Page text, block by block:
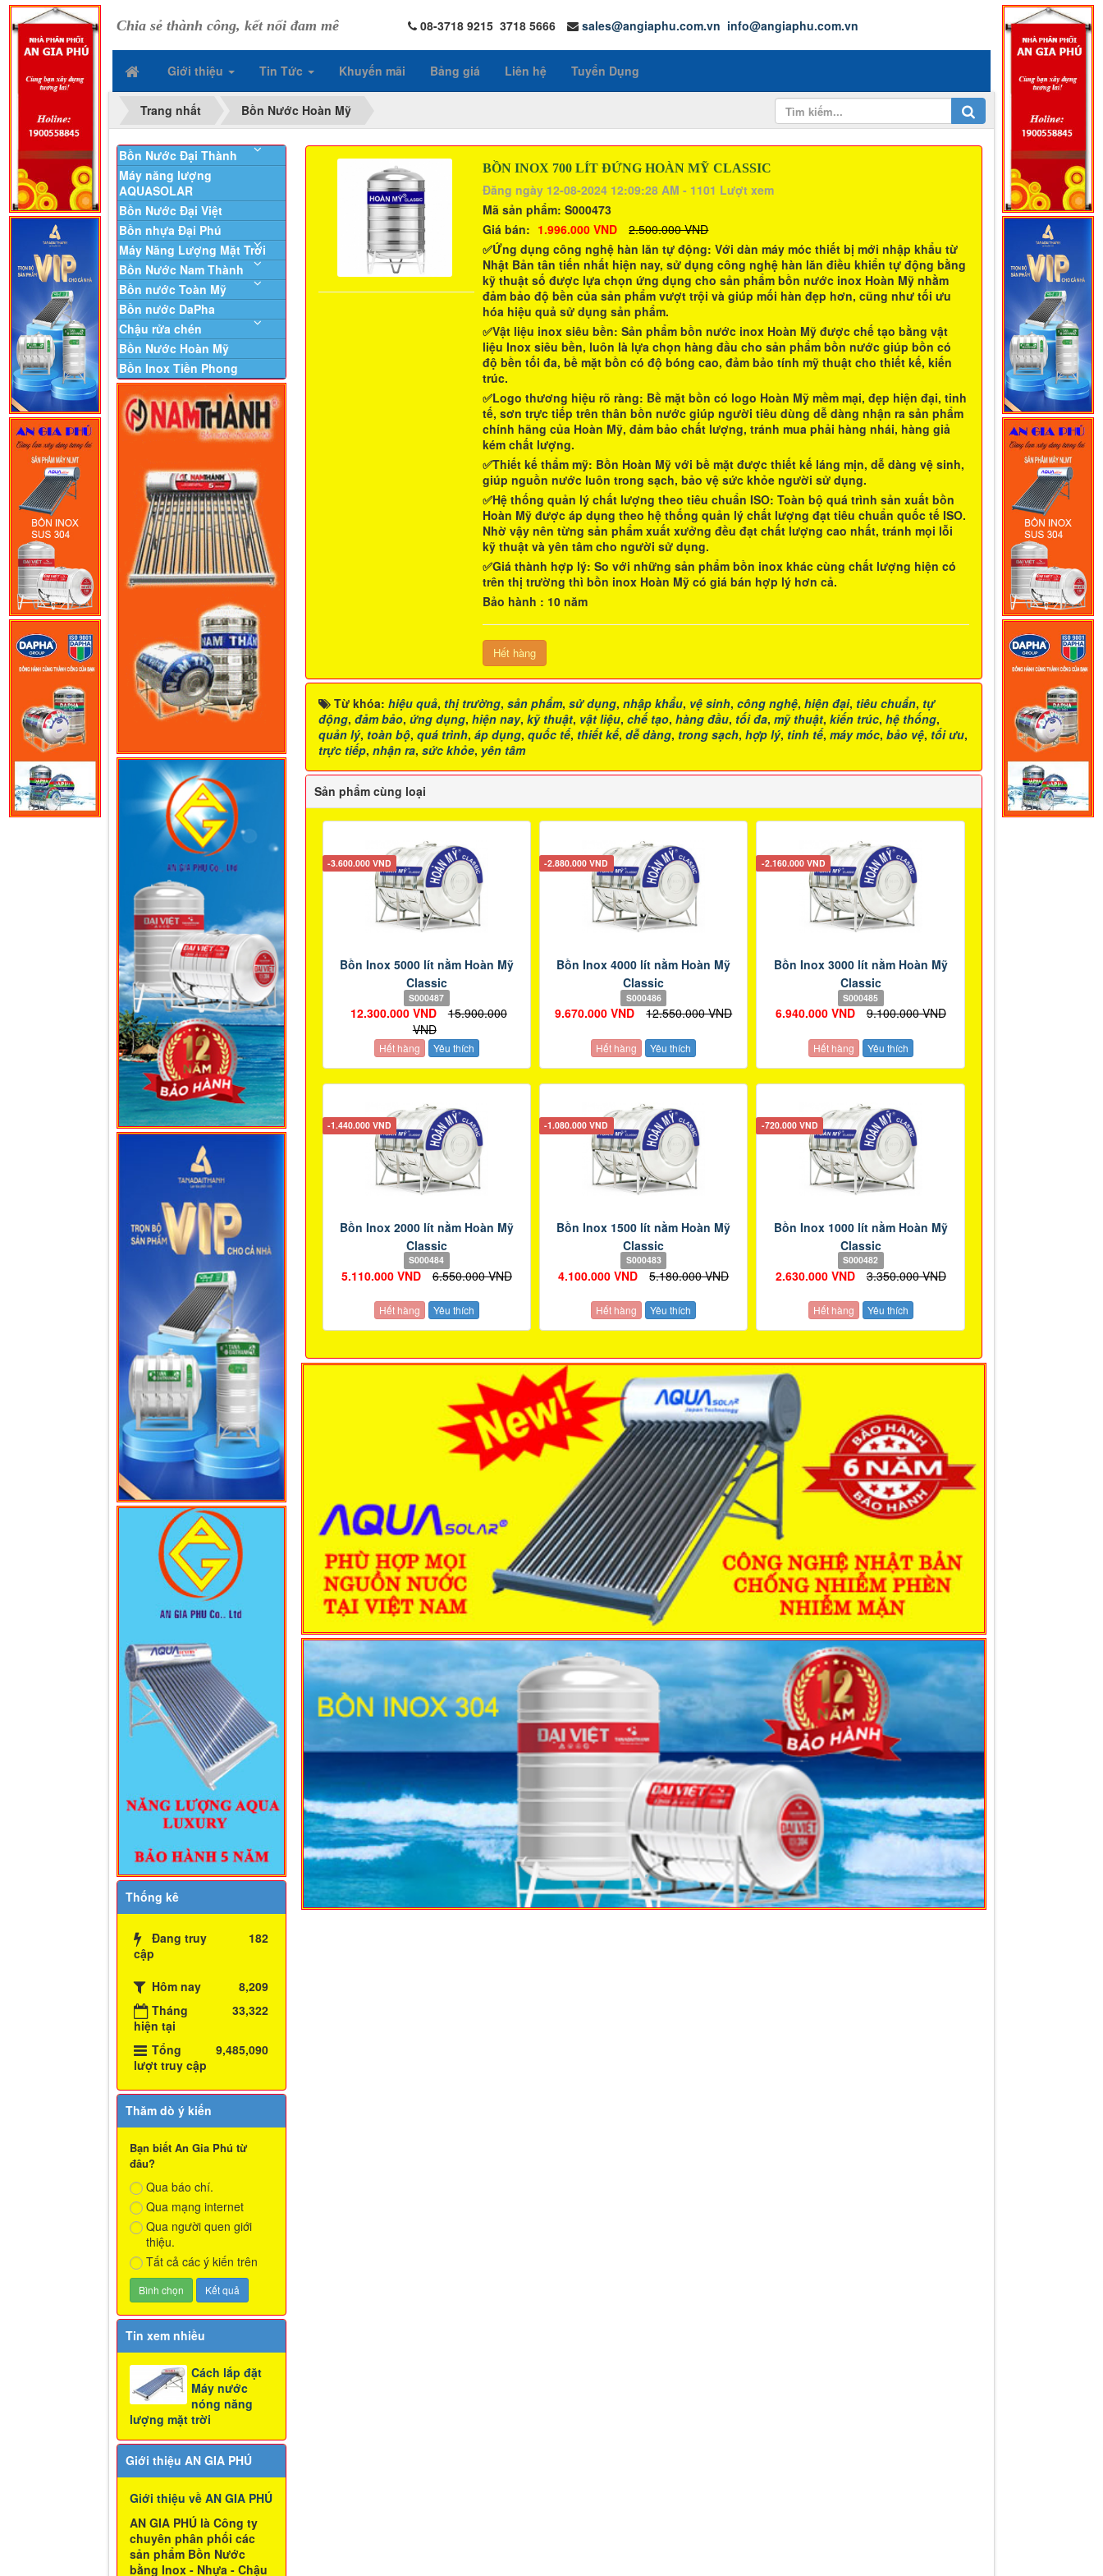
Chia sẻ thành công, kết nối đam mê 08-3718 9215 3718 5666 sales@angiaphu.com.vn info@angiaphu.com.vn
Giới thiệu Tin Tức Khuyến mãi Bảng giá Liên hệ Tuyển Dụng
Trang nhất Bồn Nước Hoàn Mỹ
BỒN INOX 700 LÍT ĐỨNG HOÀN MỸ CLASSIC
Đăng ngày 12-08-2024 12:09:28 AM - 1101 Lượt xem
Mã sản phẩm:S000473
Giá bán: 1.996.000 VND
2.500.000 VND
✅Ứng dụng công nghệ hàn lăn tự động: Với dàn máy móc thiết bị mới nhập khẩu từ
Nhật Bản tân tiến nhất hiện nay, sử dụng công nghệ hàn lăn điều khiển tự động bằng
kỹ thuật số được lựa chọn ứng dụng cho sản phẩmbồn nước inox Hoàn Mỹ nhằm
đảm bảo độ bền của sản phẩm vượt trội và giúp mối hàn đẹp hơn, cũng như tối ưu
hóa hiệu quả sử dụng sản phẩm.
✅Vật liệu inox siêu bền: Sản phẩmbồn nước inox Hoàn Mỹ được chế tạo bằng vật
liệu Inox siêu bền, luôn là lựa chọn hàng đầu cho sản phẩm bồn nước giúp bồn có
độ bền tối đa, bề mặt bồn có độ bóng cao, đảm bảo tính mỹ thuật cho thiết kế, kiến
trúc.
✅Logo thương hiệu rõ ràng: Bề mặt bồn có logo Hoàn Mỹ mềm mại, đẹp hiện đại, tinh
tế, sơn trực tiếp trên thân bồn nước giúp người tiêu dùng dễ dàng nhận ra sản phẩm
chính hãng của Hoàn Mỹ, đảm bảo chất lượng, tránh mua phải hàng nhái, hàng giả
kém chất lượng.
✅Thiết kế thẩm mỹ: Bồn Hoàn Mỹvới bề mặt được thiết kế láng mịn, dễ dàng vệ sinh,
giúp nguồn nước luôn trong sạch, bảo vệ sức khỏe người sử dụng.
✅Hệ thống quản lý chất lượng theo tiêu chuẩn ISO: Toàn bộ quá trình sản xuấtbồn
Hoàn Mỹ được áp dụng theo hệ thống quản lý chất lượng đạt tiêu chuẩn quốc tế ISO.
Nhờ vậy nên từng sản phẩm xuất xưởng đều đạt chất lượng cao nhất, tránh mọi lỗi
kỹ thuật và yên tâm cho người sử dụng.
✅Giá thành hợp lý: So với những sản phẩmbồn inox khác cùng chất lượng hiện có
trên thị trường thìbồn inox Hoàn Mỹ có giá bán hợp lý hơn cả.
Bảo hành : 10 năm
Hết hàng
Từ khóa: hiệu quả, thị trường, sản phẩm, sử dụng, nhập khẩu, vệ sinh, công nghệ, hiện đại, tiêu chuẩn, tự
động, đảm bảo, ứng dụng, hiện nay, kỹ thuật, vật liệu, chế tạo, hàng đầu, tối đa, mỹ thuật, kiến trúc, hệ thống,
quản lý, toàn bộ, quá trình, áp dụng, quốc tế, thiết kế, dễ dàng, trong sạch, hợp lý, tinh tế, máy móc, bảo vệ, tối ưu,
trực tiếp, nhận ra, sức khỏe, yên tâm
Sản phẩm cùng loại
-3.600.000 VND
Bồn Inox 5000 lít nằm Hoàn Mỹ
Classic
S000487
12.300.000 VND
15.900.000
VND
Hết hàng Yêu thích
-2.880.000 VND
Bồn Inox 4000 lít nằm Hoàn Mỹ
Classic
S000486
9.670.000 VND 12.550.000 VND
Hết hàng Yêu thích
-2.160.000 VND
Bồn Inox 3000 lít nằm Hoàn Mỹ
Classic
S000485
6.940.000 VND 9.100.000 VND
Hết hàng Yêu thích
-1.440.000 VND
Bồn Inox 2000 lít nằm Hoàn Mỹ
Classic
S000484
5.110.000 VND 6.550.000 VND
Hết hàng Yêu thích
-1.080.000 VND
Bồn Inox 1500 lít nằm Hoàn Mỹ
Classic
S000483
4.100.000 VND 5.180.000 VND
Hết hàng Yêu thích
-720.000 VND
Bồn Inox 1000 lít nằm Hoàn Mỹ
Classic
S000482
2.630.000 VND 3.350.000 VND
Hết hàng Yêu thích
Bồn Nước Đại Thành
Máy năng lượng
AQUASOLAR
Bồn Nước Đại Việt
Bồn nhựa Đại Phú
Máy Năng Lượng Mặt Trời
Bồn Nước Nam Thành
Bồn nước Toàn Mỹ
Bồn nước DaPha
Chậu rửa chén
Bồn Nước Hoàn Mỹ
Bồn Inox Tiền Phong
Thống kê
Đang truy
cập
182
Hôm nay
8,209
Tháng
hiện tại
33,322
Tổng
lượt truy cập
9,485,090
Thăm dò ý kiến
Bạn biết An Gia Phú từ
đâu?
Qua báo chí.
Qua mạng internet
Qua người quen giới
thiệu.
Tất cả các ý kiến trên
Tin xem nhiều
Cách lắp đặt
Máy nước
nóng năng
lượng mặt trời
Giới thiệu AN GIA PHÚ
Giới thiệu về AN GIA PHÚ
AN GIA PHÚ là Công ty
chuyên phân phối các
sản phẩm Bồn Nước
bằng Inox - Nhựa - Chậu